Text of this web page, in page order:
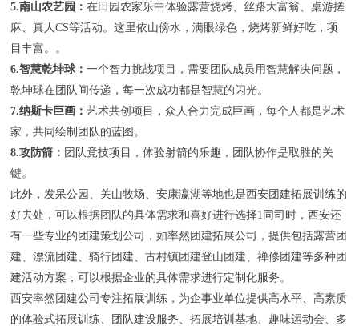
5.南山农艺园：在田园农家乐中体验露营烧烤、丝路大富翁、桌游搓
麻、真人CS等活动。这里依山傍水，满眼绿色，烧烤新鲜好吃，项
目丰富。。
6.智慧乾坤球：一个智力挑战项目，需要团队成员用智慧解决问题，
乾坤球在团队间传递，每一次成功都是智慧的闪光。
7.纳斯卡巨画：艺术共创项目，众人合力完成巨画，每个人都是艺术
家，共同绘制团队的蓝图。
8.攻防箭： 团队竟技项目，体验射箭的乐趣，团队协作是取胜的关
键。
此外，发呆公园、关山牧场、安康瀛湖等地也是西安团建拓展训练的
好去处，可以根据团队的具体需求和喜好进行选择1同司时，西安还
有一些专业的团建策划公司，如率然团建拓展公司，提供包括露营团
建、漂流团建、骑行团建、古村镇团建登山团建、禅修团建等多种团
建活动方案，可以根据企业的具体需求进行定制化服务。
西安率然团建公司专注拓展训练，为企事业单位提供高水平、高素质
的体验式拓展训练、团队建设服务、拓展培训基地、趣味运动会、多